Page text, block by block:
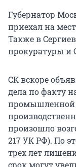
Губернатор
приехал на
Также в
прокуратуры и
СК вскоре
дела по факту
промышленной
произошло
217 УК РФ). По
трех лет
срок могут